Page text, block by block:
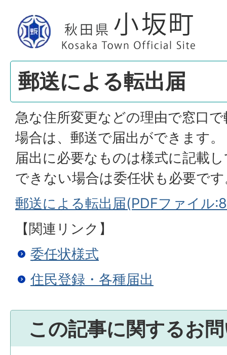
郵送による転出届
急な住所変更などの理由で窓口
場合は、郵送で届出ができます。
届出に必要なものは様式に記載
できない場合は委任状も必要で
郵送による転出届(PDFファイル
【関連リンク】
委任状様式
住民登録・各種届出
この記事に関するお